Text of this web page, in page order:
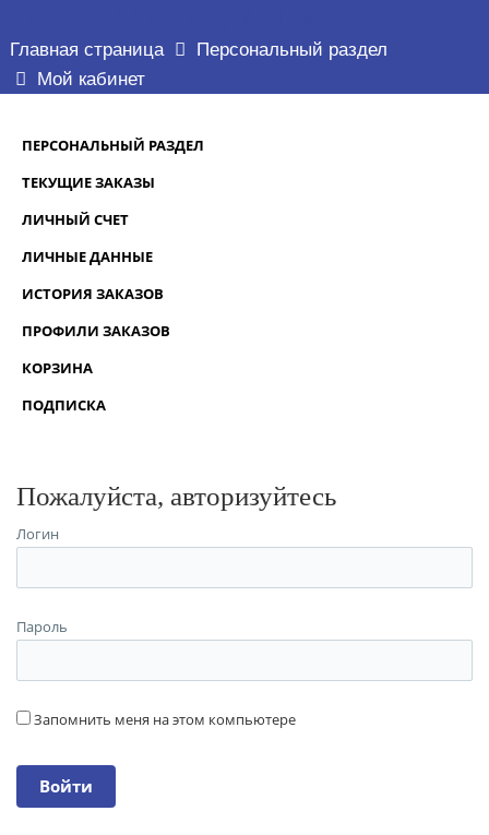
Главная страница
Персональный раздел
Мой кабинет
ПЕРСОНАЛЬНЫЙ РАЗДЕЛ
ТЕКУЩИЕ ЗАКАЗЫ
ЛИЧНЫЙ СЧЕТ
ЛИЧНЫЕ ДАННЫЕ
ИСТОРИЯ ЗАКАЗОВ
ПРОФИЛИ ЗАКАЗОВ
КОРЗИНА
ПОДПИСКА
Пожалуйста, авторизуйтесь
Логин
Пароль
Запомнить меня на этом компьютере